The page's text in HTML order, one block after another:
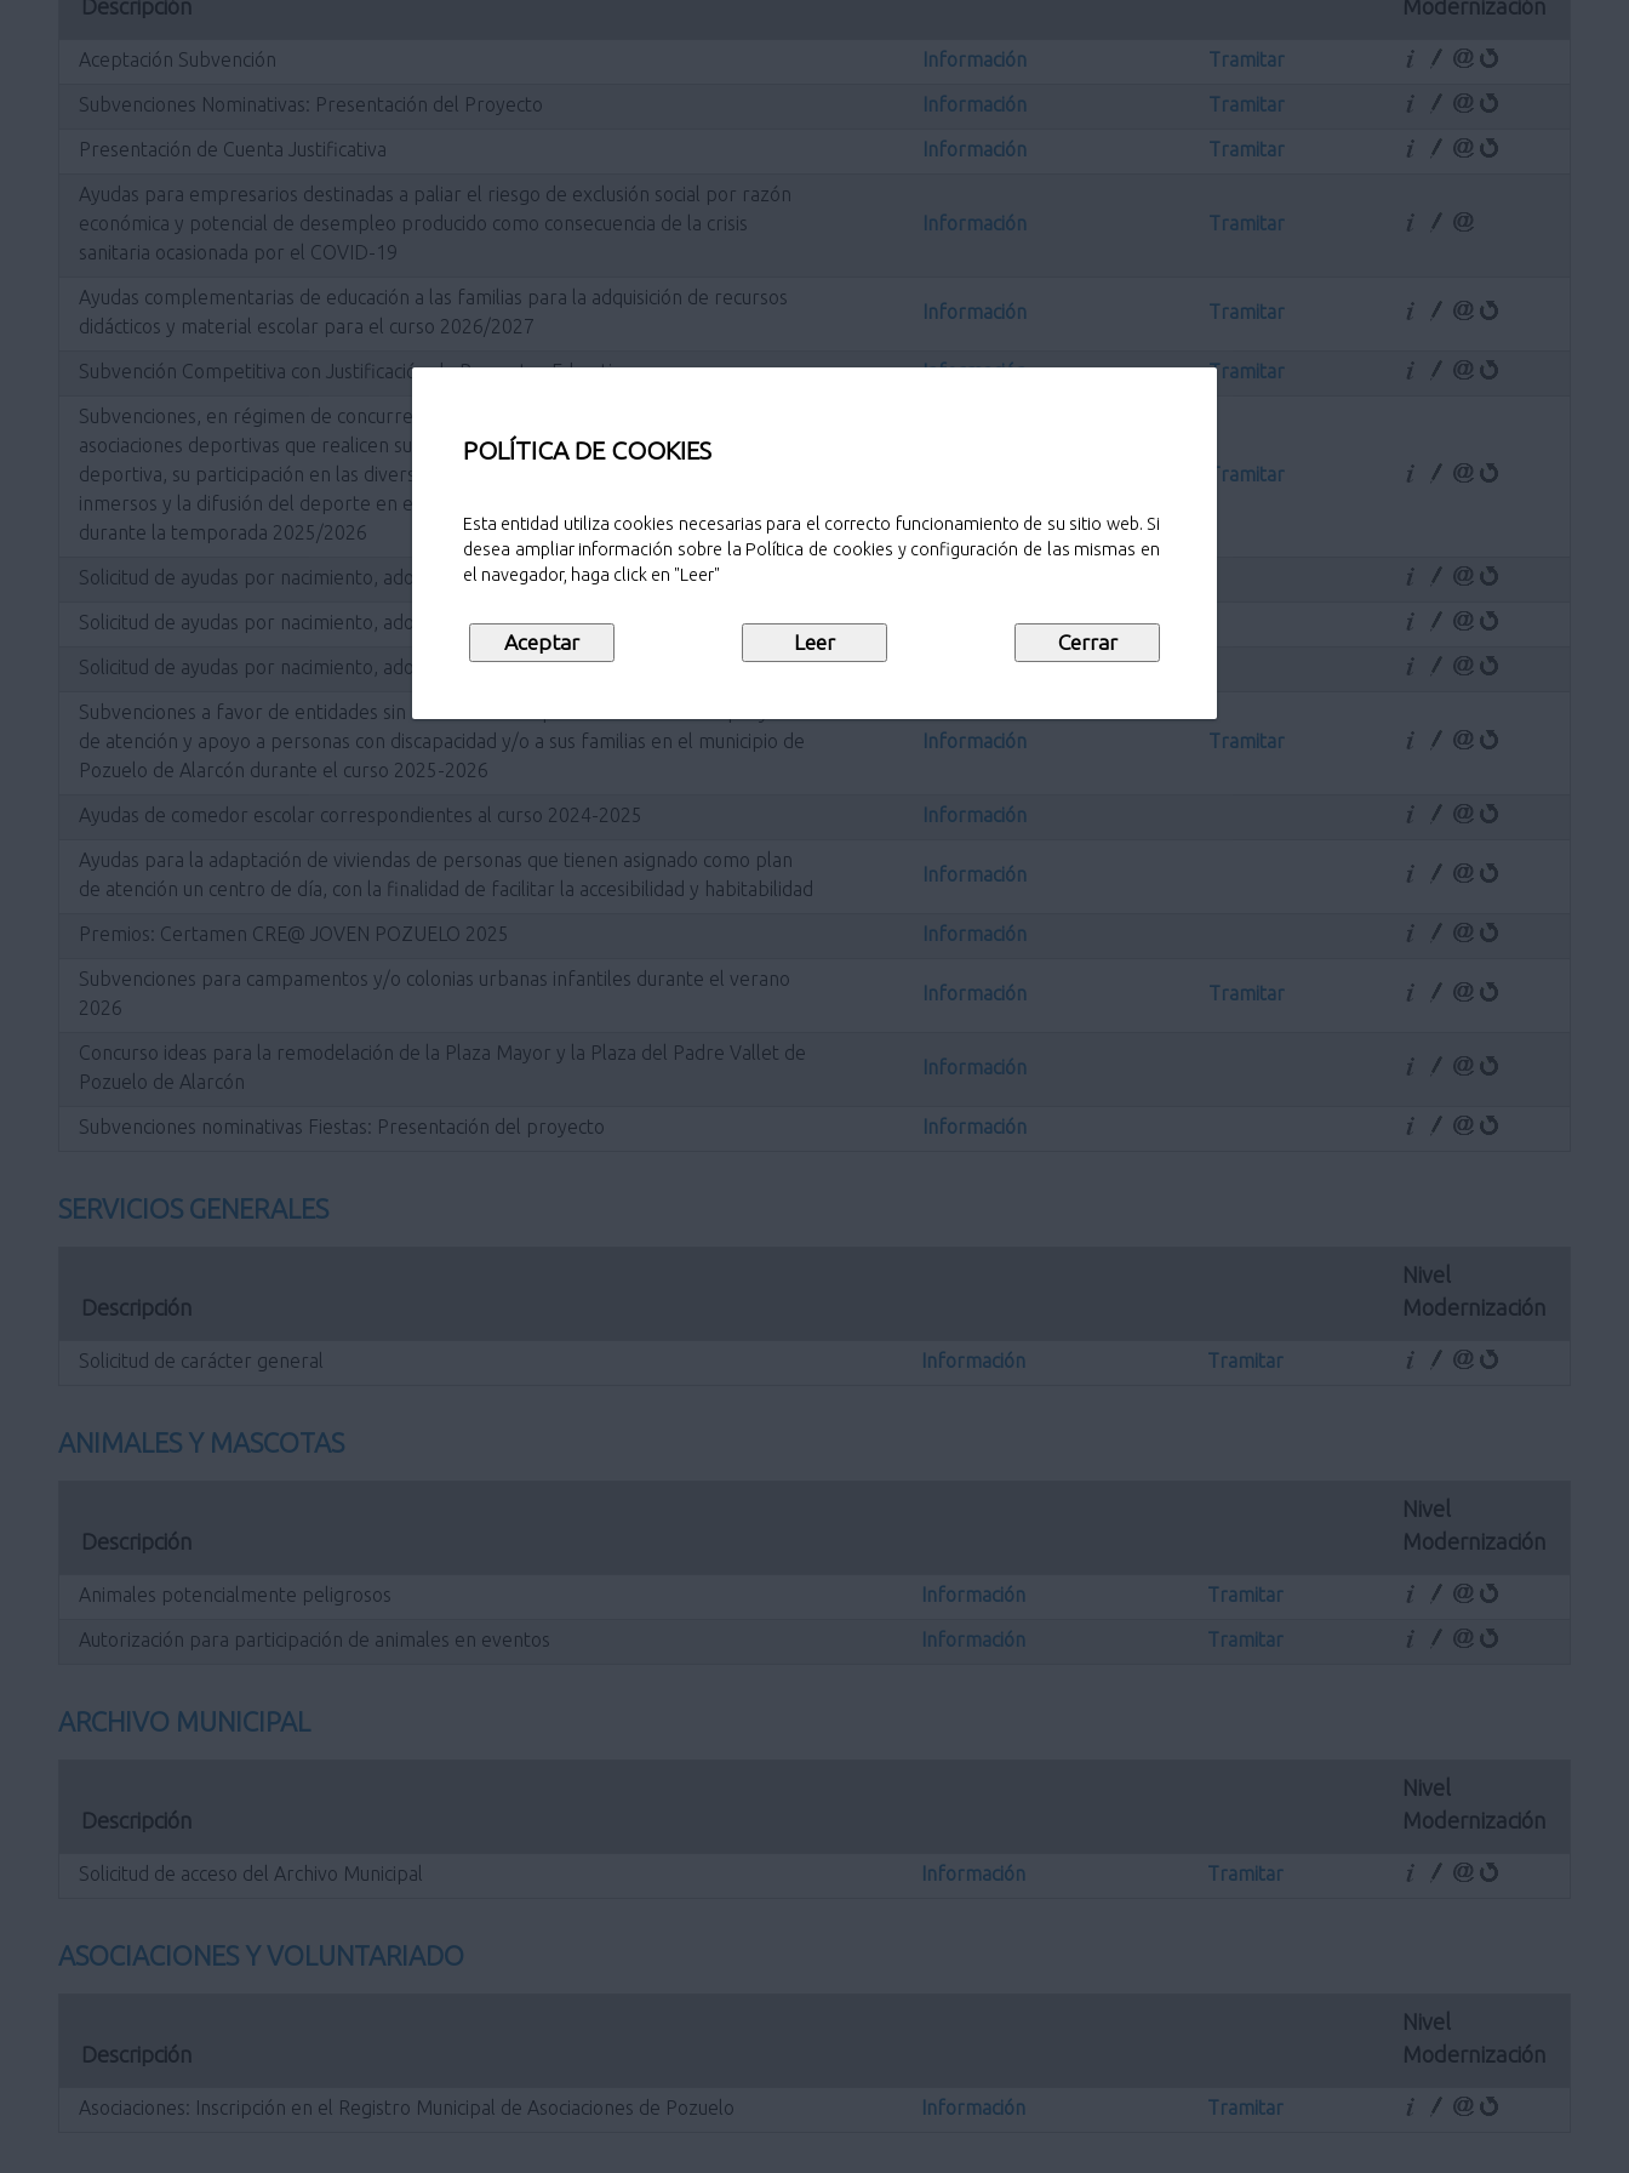
POLÍTICA DE COOKIES
Esta entidad utiliza cookies necesarias para el correcto funcionamiento de su sitio web. Si
desea ampliar información sobre la Política de cookies y configuración de las mismas en
el navegador, haga click en "Leer"
Descripción Modernización
Aceptación Subvención Información Tramitar
Subvenciones Nominativas: Presentación del Proyecto Información Tramitar
Presentación de Cuenta Justificativa Información Tramitar
Ayudas para empresarios destinadas a paliar el riesgo de exclusión social por razón
económica y potencial de desempleo producido como consecuencia de la crisis
sanitaria ocasionada por el COVID-19
Información Tramitar
Ayudas complementarias de educación a las familias para la adquisición de recursos
didácticos y material escolar para el curso 2026/2027
Información Tramitar
Subvención Competitiva con Justificación de Proyectos Educativos Información Tramitar
Subvenciones, en régimen de concurrencia competitiva, destinadas a clubes y
asociaciones deportivas que realicen sus actuaciones dirigidas al fomento de la práctica
deportiva, su participación en las diversas competiciones en las que se encuentren
inmersos y la difusión del deporte en el término municipal de Pozuelo de Alarcón
durante la temporada 2025/2026
Tramitar
Solicitud de ayudas por nacimiento, adopción o acogimiento (3º cuatrimestre 2025)
Solicitud de ayudas por nacimiento, adopción o acogimiento (1º cuatrimestre 2026) Información
Solicitud de ayudas por nacimiento, adopción o acogimiento (2º cuatrimestre 2026) Información
Subvenciones a favor de entidades sin ánimo de lucro para el desarrollo de proyectos
de atención y apoyo a personas con discapacidad y/o a sus familias en el municipio de
Pozuelo de Alarcón durante el curso 2025-2026
Información Tramitar
Ayudas de comedor escolar correspondientes al curso 2024-2025 Información
Ayudas para la adaptación de viviendas de personas que tienen asignado como plan
de atención un centro de día, con la finalidad de facilitar la accesibilidad y habitabilidad
Información
Premios: Certamen CRE@ JOVEN POZUELO 2025 Información
Subvenciones para campamentos y/o colonias urbanas infantiles durante el verano
2026
Información Tramitar
Concurso ideas para la remodelación de la Plaza Mayor y la Plaza del Padre Vallet de
Pozuelo de Alarcón
Información
Subvenciones nominativas Fiestas: Presentación del proyecto Información
SERVICIOS GENERALES
Descripción
Nivel
Modernización
Solicitud de carácter general Información Tramitar
ANIMALES Y MASCOTAS
Descripción
Nivel
Modernización
Animales potencialmente peligrosos Información Tramitar
Autorización para participación de animales en eventos Información Tramitar
ARCHIVO MUNICIPAL
Descripción
Nivel
Modernización
Solicitud de acceso del Archivo Municipal Información Tramitar
ASOCIACIONES Y VOLUNTARIADO
Descripción
Nivel
Modernización
Asociaciones: Inscripción en el Registro Municipal de Asociaciones de Pozuelo Información Tramitar